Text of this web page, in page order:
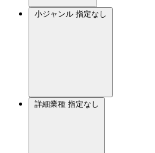
小ジャンル 指定なし
詳細業種 指定なし